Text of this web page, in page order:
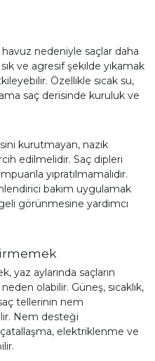
nedeniyle saçlar daha
ve agresif şekilde yıkamak
Özellikle sıcak su,
saç derisinde kuruluk ve
kurutmayan, nazik
edilmelidir. Saç dipleri
yıpratılmamalıdır.
bakım uygulamak
görünmesine yardımcı
yaz aylarında saçların
olabilir. Güneş, sıcaklık,
tellerinin nem
Nem desteği
çatallaşma, elektriklenme ve